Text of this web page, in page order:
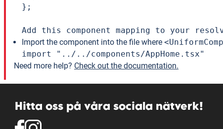
};
Add this component mapping to your
Import the component into the file where
import "../../components/AppHome.tsx"
Need more help? Check out the documentation.
Hitta oss på våra sociala nätverk!